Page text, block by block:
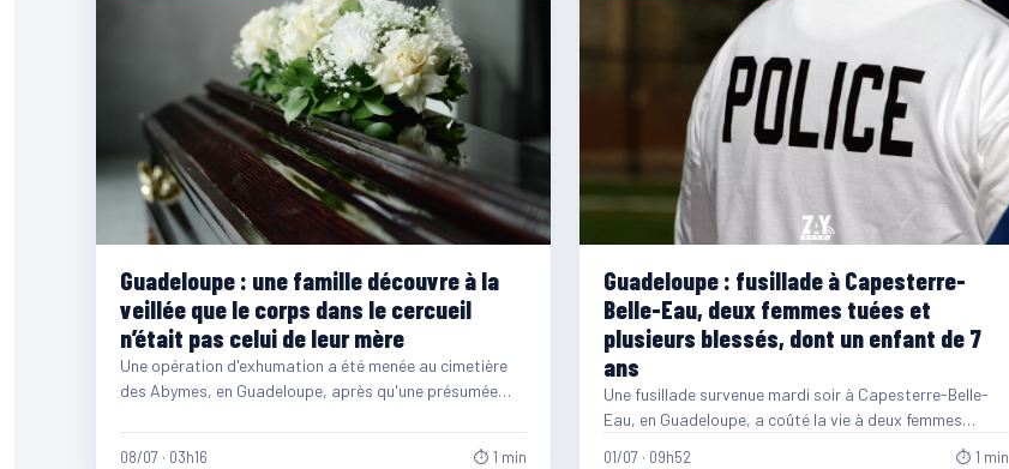
Guadeloupe : une famille découvre à la
veillée que le corps dans le cercueil
n’était pas celui de leur mère
Une opération d'exhumation a été menée au cimetière
des Abymes, en Guadeloupe, après qu'une présumée
08/07 · 03h16 ⏱ 1 min
Guadeloupe : fusillade à Capesterre-
Belle-Eau, deux femmes tuées et
plusieurs blessés, dont un enfant de 7
ans
Une fusillade survenue mardi soir à Capesterre-Belle-
Eau, en Guadeloupe, a coûté la vie à deux femmes
01/07 · 09h52 ⏱ 1 min